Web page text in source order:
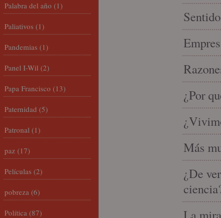
¿Por
Más
¿De
Palabra del año (1)
Paliativos (1)
Pandemias (1)
Panel I-Wil (2)
Papa Francisco (13)
Paternidad (5)
Patronal (1)
paz (17)
Películas (2)
pobreza (6)
Política (87)